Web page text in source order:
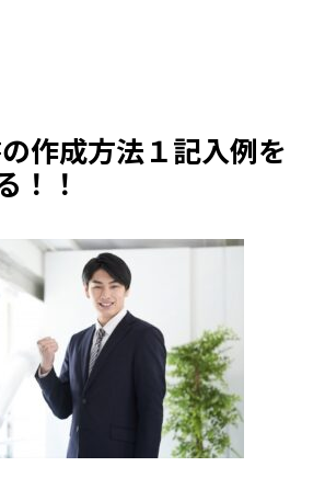
作成方法１記入例を
！！